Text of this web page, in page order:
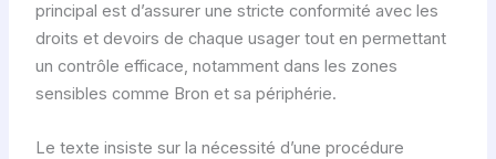
principal est d’assurer une stricte conformité avec les
droits et devoirs de chaque usager tout en permettant
un contrôle efficace, notamment dans les zones
sensibles comme Bron et sa périphérie.
Le texte insiste sur la nécessité d’une procédure